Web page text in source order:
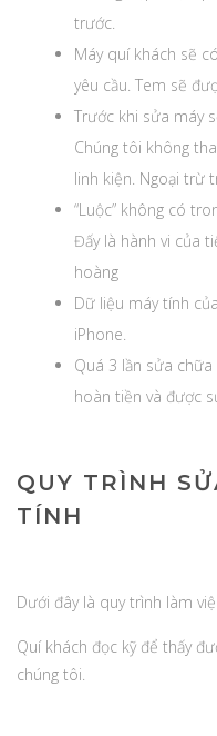
trước.
Máy quí khách sẽ
yêu cầu. Tem sẽ
Trước khi sửa máy
Chúng tôi không
linh kiện. Ngoại trừ
“Luộc” không có
Đấy là hành vi của
hoàng
Dữ liệu máy tính
iPhone.
Quá 3 lần sửa
hoàn tiền và được
QUY TRÌNH
TÍNH
Dưới đây là quy trình làm
Quí khách đọc kỹ để thấy
chúng tôi.